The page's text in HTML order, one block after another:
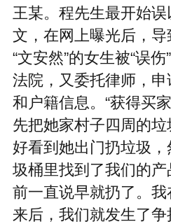
王某。程先生最开始
文，在网上曝光后，导
“文安然”的女生被“误
法院，又委托律师，
和户籍信息。“获得买
先把她家村子四周的
好看到她出门扔垃圾
圾桶里找到了我们的
前一直说早就扔了。
来后，我们就发生了